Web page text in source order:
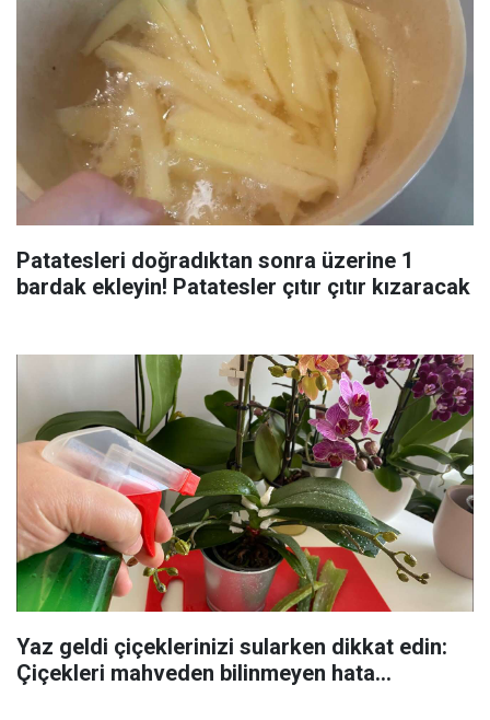
Patatesleri doğradıktan sonra üzerine 1
bardak ekleyin! Patatesler çıtır çıtır kızaracak
Yaz geldi çiçeklerinizi sularken dikkat edin:
Çiçekleri mahveden bilinmeyen hata...